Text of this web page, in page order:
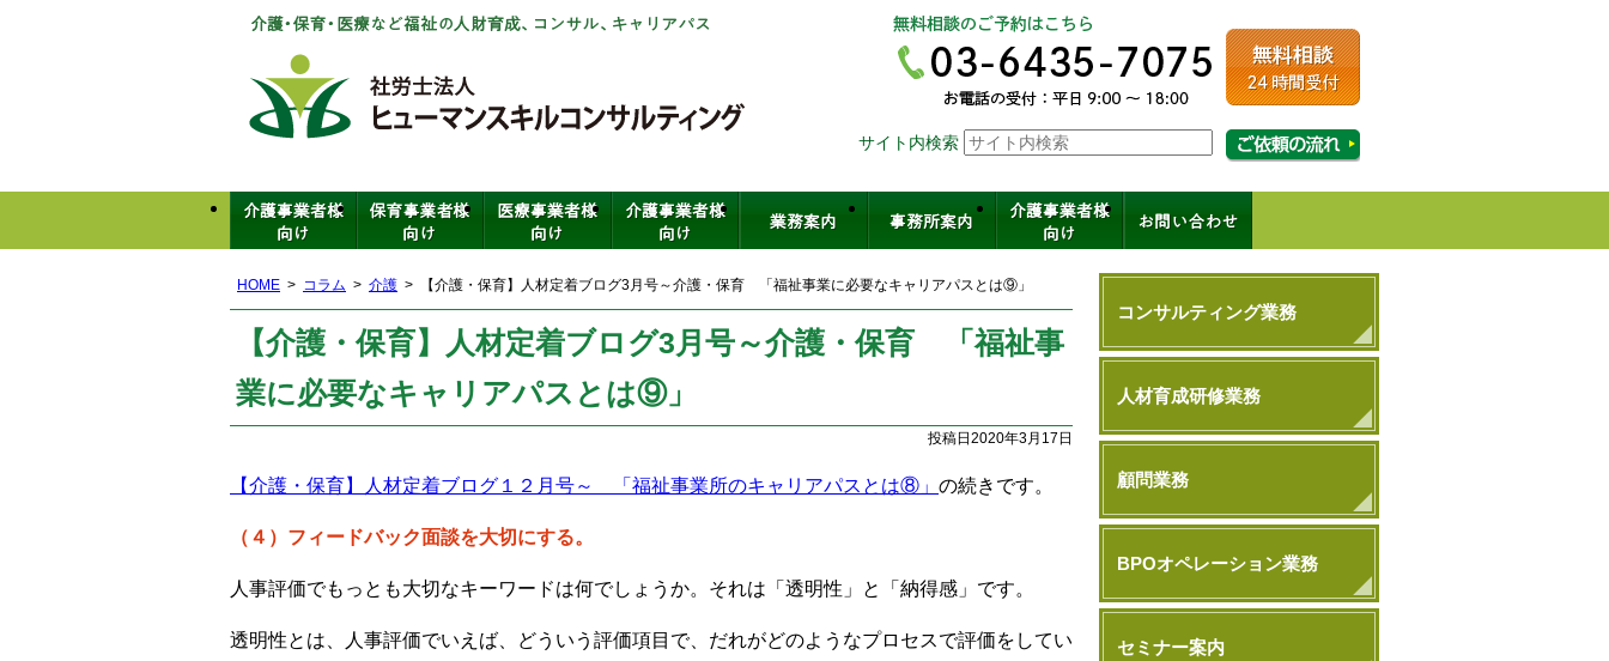
社会保険労務士法人ヒューマンスキルコンサルティング
介護・保育・医療など福祉の人材育成、コンサル、キャリアパス
サイト内検索
HOME コラム 介護 【介護・保育】人材定着ブログ3月号～介護・保育 「福祉事業に必要なキャリアパスとは⑨」
【介護・保育】人材定着ブログ3月号～介護・保育 「福祉事
業に必要なキャリアパスとは⑨」
投稿日2020年3月17日
【介護・保育】人材定着ブログ１２月号～ 「福祉事業所のキャリアパスとは⑧」 の続きです。
（４）フィードバック面談を大切にする。
人事評価でもっとも大切なキーワードは何でしょうか。それは「透明性」と「納得感」です。
透明性とは、人事評価でいえば、どういう評価項目で、だれがどのようなプロセスで評価をしてい
コンサルティング業務
人材育成研修業務
顧問業務
BPOオペレーション業務
セミナー案内